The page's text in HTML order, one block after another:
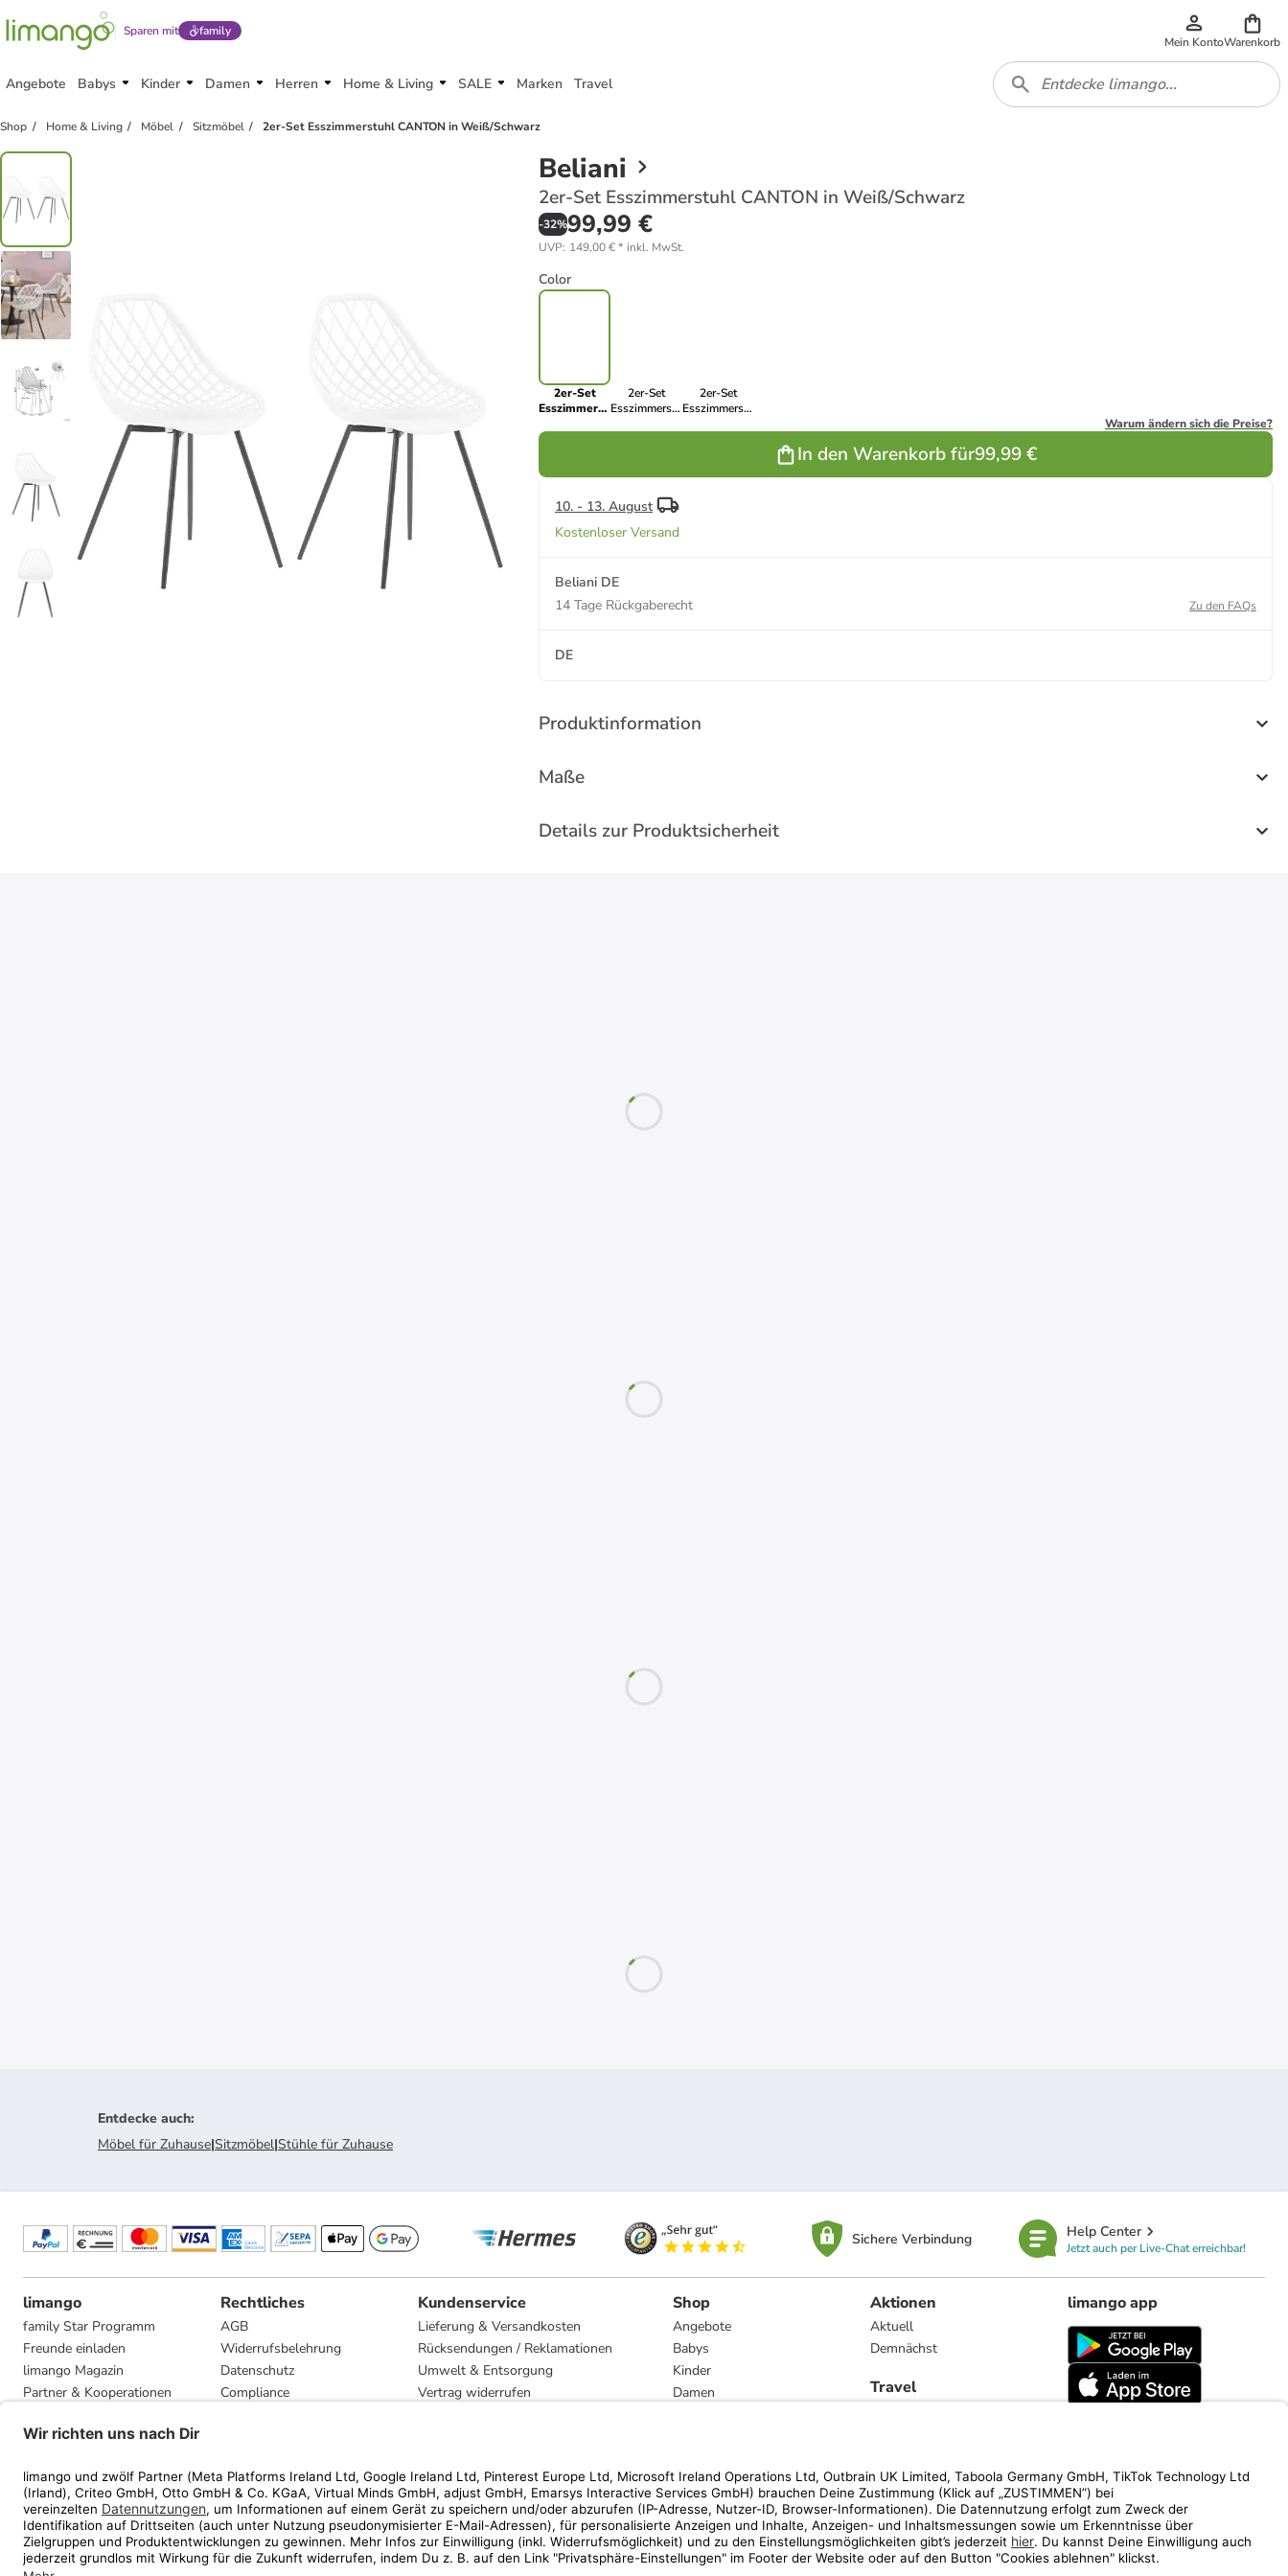
Sparen mit family
Mein KontoWarenkorb
Angebote Babys Kinder Damen Herren Home & Living SALE Marken Travel
Shop Home & Living Möbel Sitzmöbel 2er-Set Esszimmerstuhl CANTON in Weiß/Schwarz
Beliani
2er-Set Esszimmerstuhl CANTON in Weiß/Schwarz
-32%99,99 €
UVP: 149,00 €* inkl. MwSt.
Color
2er-Set
Esszimmerstuhl
Weiß/Schwarz
2er-Set
Esszimmerstuhl
2er-Set
Esszimmerstuhl
Warum ändern sich die Preise?
In den Warenkorb für99,99 €
10. - 13. August
Kostenloser Versand
Beliani DE
14 Tage Rückgaberecht
Zu den FAQs
DE
Produktinformation
Maße
Details zur Produktsicherheit
Entdecke auch:
Möbel für Zuhause|Sitzmöbel|Stühle für Zuhause
Sichere Verbindung Help Center
Jetzt auch per Live-Chat erreichbar!
limango
family Star Programm
Freunde einladen
limango Magazin
Partner & Kooperationen
Presse
Rechtliches
AGB
Widerrufsbelehrung
Datenschutz
Compliance
Kundenservice
Lieferung & Versandkosten
Rücksendungen / Reklamationen
Umwelt & Entsorgung
Vertrag widerrufen
Shop
Angebote
Babys
Kinder
Damen
Marken
Aktionen
Aktuell
Demnächst
Travel
limango app
limango.nl limango.pl